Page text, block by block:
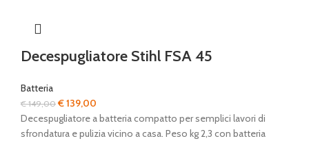
Decespugliatore Stihl FSA 45
Batteria
€149,00Il
prezzo
originale
€139,00
prezzo
attuale
Decespugliatore a batteria compatto per semplici lavori di
sfrondatura e pulizia vicino a casa. Peso kg 2,3 con batteria